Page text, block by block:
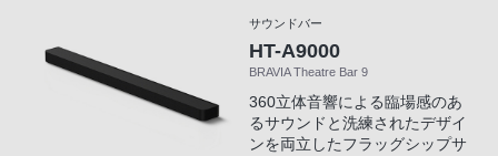
サウンドバー
HT-A9000
BRAVIA Theatre Bar 9
360立体音響による臨場感のあ
るサウンドと洗練されたデザイ
ンを両立したフラッグシップサ